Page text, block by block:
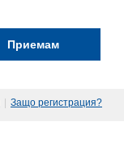
Приемам
Защо регистрация?